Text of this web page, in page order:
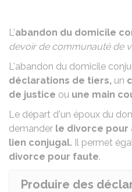
L'abandon du domicile
devoir de communauté de
L'abandon du domicile
déclarations de tiers, un
de justice ou une main
Le départ d'un époux du
demander le divorce pour
lien conjugal. Il permet
divorce pour faute.
Produire des